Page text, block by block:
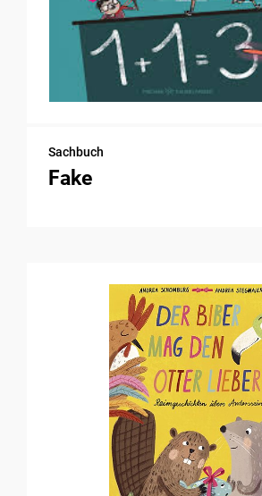
Sachbuch
Fake